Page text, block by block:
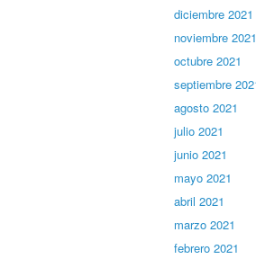
diciembre 2021
noviembre 2021
octubre 2021
septiembre
agosto 2021
julio 2021
junio 2021
mayo 2021
abril 2021
marzo 2021
febrero 2021